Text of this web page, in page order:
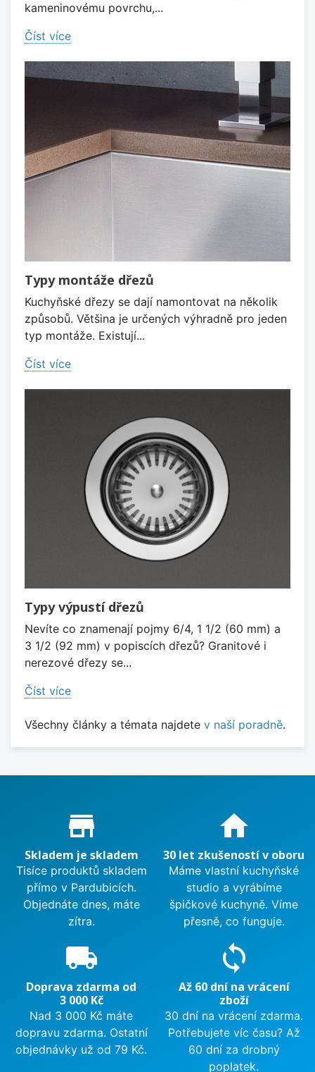
kameninovému povrchu,...
Číst více
Typy montáže dřezů
Kuchyňské dřezy se dají namontovat na několik
způsobů. Většina je určených výhradně pro jeden
typ montáže. Existují...
Číst více
Typy výpustí dřezů
Nevíte co znamenají pojmy 6/4, 1 1/2 (60 mm) a
3 1/2 (92 mm) v popiscích dřezů? Granitové i
nerezové dřezy se...
Číst více
Všechny články a témata najdete v naší poradně.
Proč nakupovat u nás?
store_mall_directory
Skladem je skladem
Tisíce produktů skladem
přímo v Pardubicích.
Objednáte dnes, máte
zítra.
home
30 let zkušeností v oboru
Máme vlastní kuchyňské
studio a vyrábíme
špičkové kuchyně. Víme
přesně, co funguje.
local_shipping
Doprava zdarma od
3 000 Kč
Nad 3 000 Kč máte
dopravu zdarma. Ostatní
objednávky už od 79 Kč.
sync
Až 60 dní na vrácení
zboží
30 dní na vrácení zdarma.
Potřebujete víc času? Až
60 dní za drobný
poplatek.